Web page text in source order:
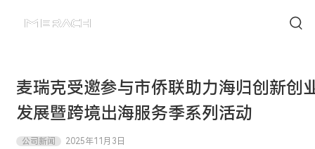
麦瑞克受邀参与市侨联助力海归创新创
发展暨跨境出海服务季系列活动
公司新闻 2025年11月3日